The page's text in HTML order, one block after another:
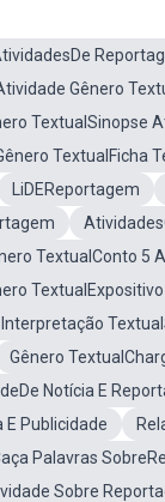
Gênero
TextualSinopse
TextualFicha
LiDEReportagem
TextualConto 5
Gênero
Notícia E
Publicidade
Palavras
Sobre